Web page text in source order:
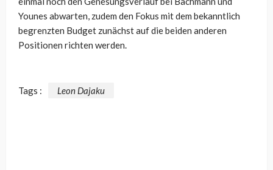
Younes abwarten, zudem den Fokus mit dem bekanntlich
begrenzten Budget zunächst auf die beiden anderen
Positionen richten werden.
Tags : Leon Dajaku